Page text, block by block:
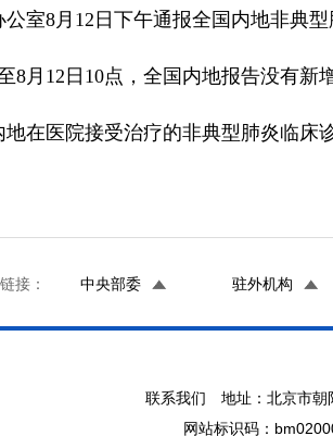
8月12日下午通报全国内地非典型
12日10点，全国内地报告没有新
医院接受治疗的非典型肺炎临床诊
接： 中央部委 驻外机构
联系我们 地址：北京市
网站标识码：